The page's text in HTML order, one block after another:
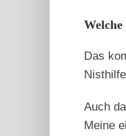
Das
Auch
Meine